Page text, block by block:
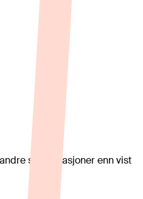
spesifikasjoner enn vist